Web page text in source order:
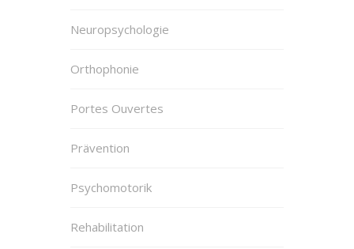
Neuropsychologie
Orthophonie
Portes Ouvertes
Prävention
Psychomotorik
Rehabilitation